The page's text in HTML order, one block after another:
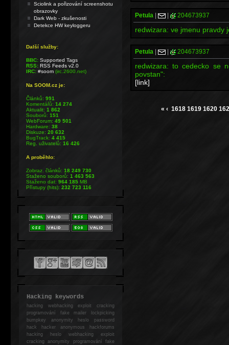
Petula 204673937
redwizara: ve jmenu pravdy
Petula 204673937
redwizara: to cedecko se
povstan":
[link]
« ‹ 1618 1619 1620
Sciolink a pořizování screenshotu
obrazovky
Dark Web - zkušenosti
Detekce HW keyloggeru
Další služby:
BBC: Supported Tags
RSS: RSS Feeds v2.0
IRC: #soom(irc.2600.net)
Na SOOM.cz je:
Článků:991
Komentářů:14 274
Aktualit:1 862
Souborů:151
WebForum:49 501
Hardware:38
Diskuze:20 632
BugTrack:4 415
Reg. uživatelů:16 426
A proběhlo:
Zobraz. článků:18 249 730
Staženo souborů:1 463 563
Staženo dat:964 185MB
Přístupy (hits):232 723 116
Hacking keywords
hackingwebhacking exploit cracking
programování fake mailer lockpicking
bumpkey anonymity heslo password
hackhacker anonymous hackforums
hackingheslo webhacking exploit
cracking anonymity programování fake